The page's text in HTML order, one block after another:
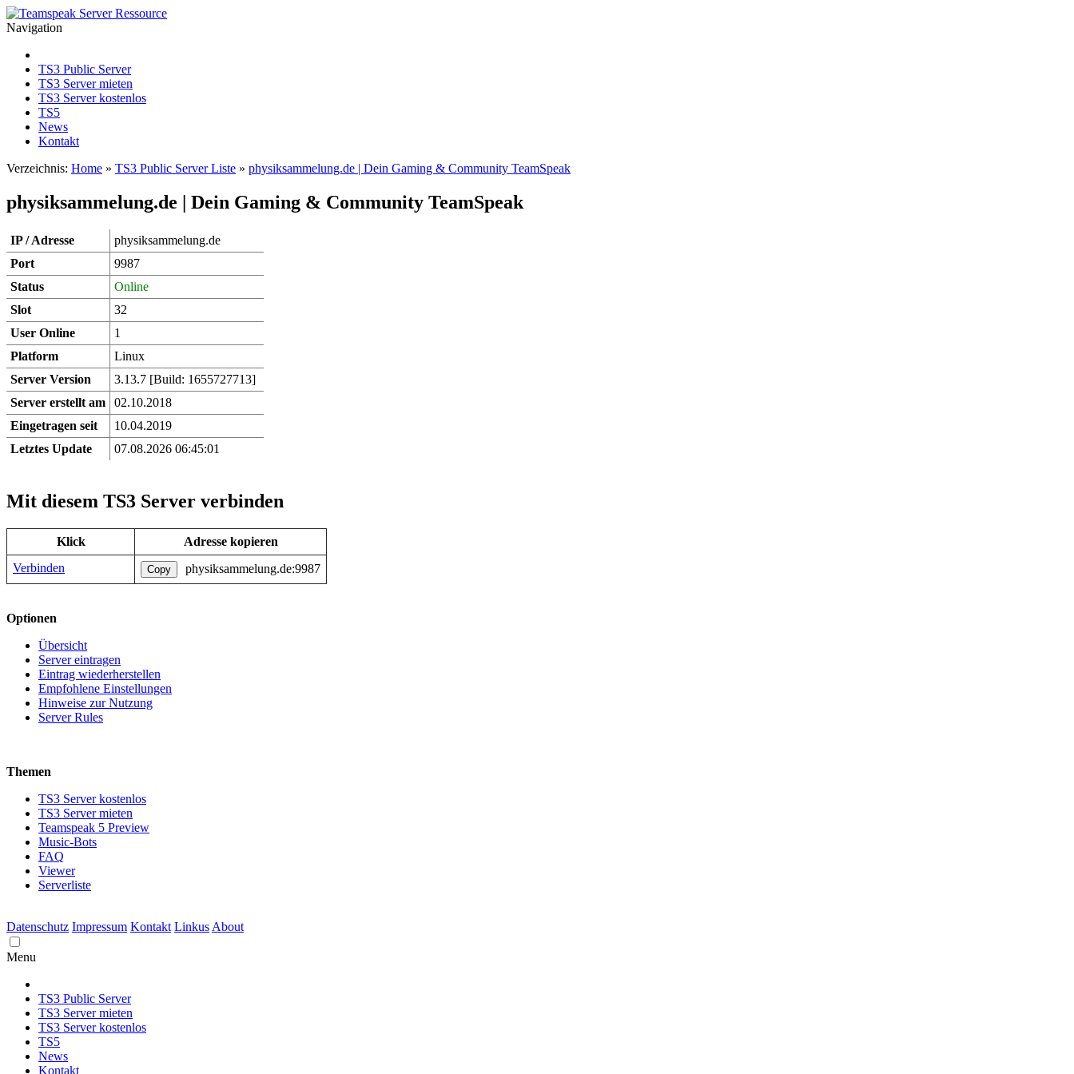
Navigation
TS3 Public Server
TS3 Server mieten
TS3 Server kostenlos
TS5
News
Kontakt
Verzeichnis: Home » TS3 Public Server Liste » physiksammelung.de | Dein Gaming & Community TeamSpeak
physiksammelung.de | Dein Gaming & Community TeamSpeak
IP / Adresse
physiksammelung.de
Port
9987
Status
Online
Slot
32
User Online
1
Platform
Linux
Server Version
3.13.7 [Build: 1655727713]
Server erstellt am
02.10.2018
Eingetragen seit
10.04.2019
Letztes Update
07.08.2026 06:45:01
Mit diesem TS3 Server verbinden
Klick
Adresse kopieren
Verbinden
Copy physiksammelung.de:9987
Optionen
Übersicht
Server eintragen
Eintrag wiederherstellen
Empfohlene Einstellungen
Hinweise zur Nutzung
Server Rules
Themen
TS3 Server kostenlos
TS3 Server mieten
Teamspeak 5 Preview
Music-Bots
FAQ
Viewer
Serverliste
Datenschutz Impressum Kontakt Linkus About
Menu
TS3 Public Server
TS3 Server mieten
TS3 Server kostenlos
TS5
News
Kontakt